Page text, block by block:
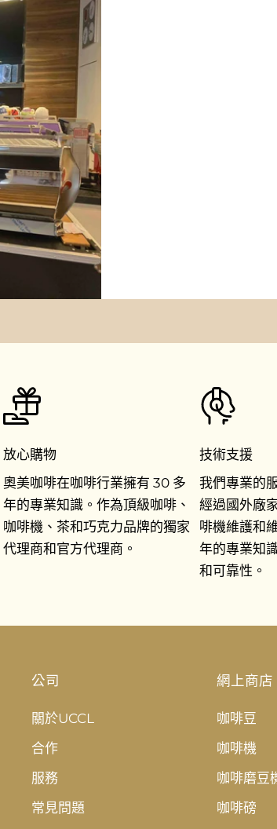
放心購物
奧美咖啡在咖啡行業擁有 30 多
年的專業知識。作為頂級咖啡、
咖啡機、茶和巧克力品牌的獨家
代理商和官方代理商。
技術支援
我們專業的
經過國外廠
啡機維護和
年的專業知
和可靠性。
公司
關於UCCL
合作
服務
常見問題
網上商店
咖啡豆
咖啡機
咖啡磨豆
咖啡磅